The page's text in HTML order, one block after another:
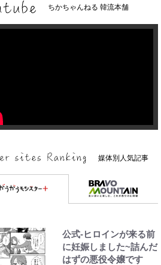
ちかちゃんねる 韓流本舗
媒体別人気記事
公式-ヒロインが来る前
に妊娠しました~詰んだ
はずの悪役令嬢です